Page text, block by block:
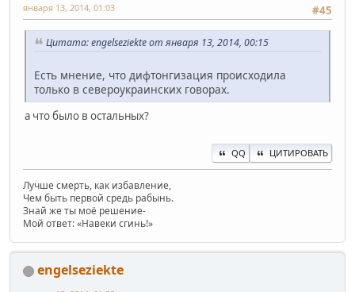
#45
января 13, 2014, 01:03
Цитата: engelseziekte от января 13, 2014, 00:15
Есть мнение, что дифтонгизация происходила
только в североукраинских говорах.
а что было в остальных?
QQ ЦИТИРОВАТЬ
Лучше смерть, как избавление,
Чем быть первой средь рабынь.
Знай же ты моё решение-
Мой ответ: «Навеки сгинь!»
engelseziekte